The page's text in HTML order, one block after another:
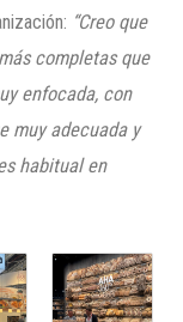
“Creo que
completas que
enfocada, con
muy adecuada y
habitual en